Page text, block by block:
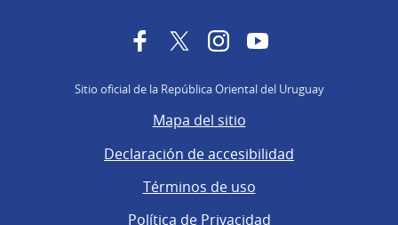
FacebookTwitterInstagramYouTube
Sitio oficial de la República Oriental del Uruguay
Mapa del sitio
Declaración de accesibilidad
Términos de uso
Política de Privacidad